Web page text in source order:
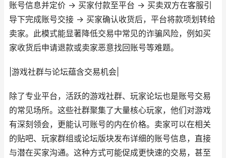
账号信息并定价 -> 买家付款至平台 -> 买卖双方在客服引
导下完成账号交接 -> 买家确认收货后，平台将款项划转给
卖家。此模式能显著降低交易中常见的诈骗风险，例如买
家收货后申请退款或卖家恶意找回账号等难题。
|游戏社群与论坛蕴含交易机会|
除了专业平台，活跃的游戏社群、玩家论坛也是账号交易
的常见场所。这些社群聚集了大量核心玩家，他们对游戏
有深刻领会，更能认可账号的内在价格。卖家可以在相关
的贴吧、玩家群组或论坛版块发布详细的账号信息，直接
与潜在买家沟通。这种方式可能促成更快速的交易，甚至